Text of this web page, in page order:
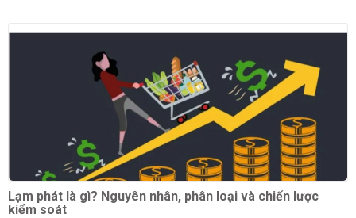
Lạm phát là gì? Nguyên nhân, phân loại và chiến lược
kiểm soát